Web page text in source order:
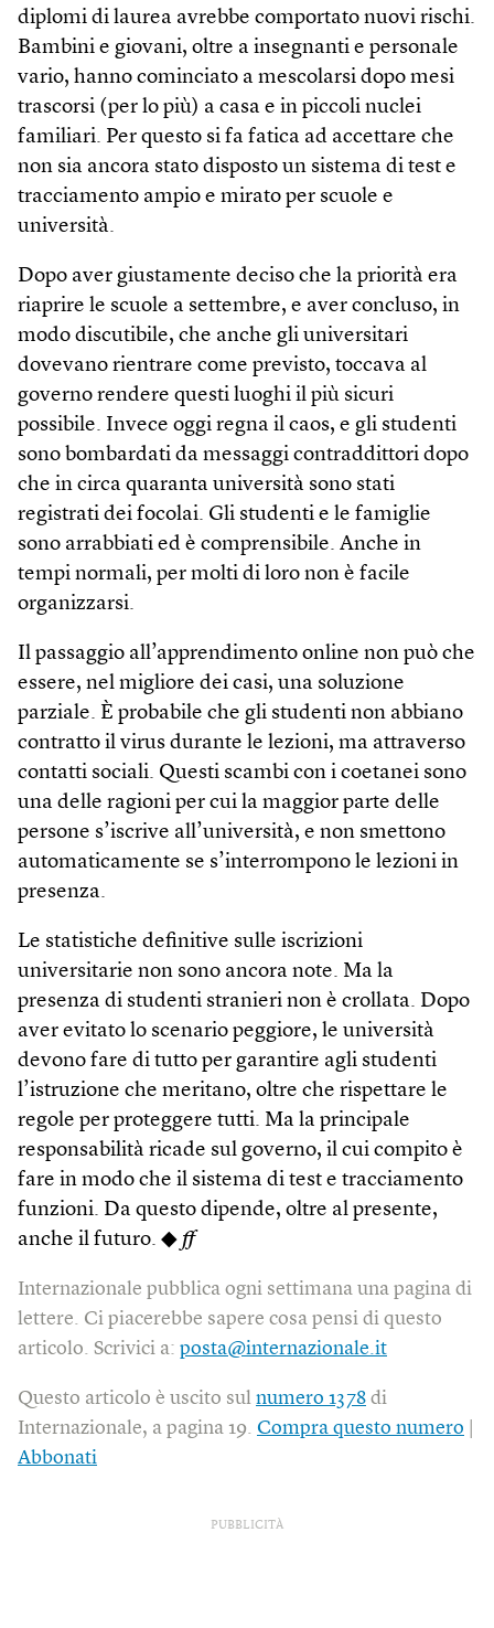
diplomi di laurea avrebbe comportato nuovi rischi.
Bambini e giovani, oltre a insegnanti e personale
vario, hanno cominciato a mescolarsi dopo mesi
trascorsi (per lo più) a casa e in piccoli nuclei
familiari. Per questo si fa fatica ad accettare che
non sia ancora stato disposto un sistema di test e
tracciamento ampio e mirato per scuole e
università.
Dopo aver giustamente deciso che la priorità era
riaprire le scuole a settembre, e aver concluso, in
modo discutibile, che anche gli universitari
dovevano rientrare come previsto, toccava al
governo rendere questi luoghi il più sicuri
possibile. Invece oggi regna il caos, e gli studenti
sono bombardati da messaggi contraddittori dopo
che in circa quaranta università sono stati
registrati dei focolai. Gli studenti e le famiglie
sono arrabbiati ed è comprensibile. Anche in
tempi normali, per molti di loro non è facile
organizzarsi.
Il passaggio all’apprendimento online non può che
essere, nel migliore dei casi, una soluzione
parziale. È probabile che gli studenti non abbiano
contratto il virus durante le lezioni, ma attraverso
contatti sociali. Questi scambi con i coetanei sono
una delle ragioni per cui la maggior parte delle
persone s’iscrive all’università, e non smettono
automaticamente se s’interrompono le lezioni in
presenza.
Le statistiche definitive sulle iscrizioni
universitarie non sono ancora note. Ma la
presenza di studenti stranieri non è crollata. Dopo
aver evitato lo scenario peggiore, le università
devono fare di tutto per garantire agli studenti
l’istruzione che meritano, oltre che rispettare le
regole per proteggere tutti. Ma la principale
responsabilità ricade sul governo, il cui compito è
fare in modo che il sistema di test e tracciamento
funzioni. Da questo dipende, oltre al presente,
anche il futuro. ◆ ff
Internazionale pubblica ogni settimana una pagina di
lettere. Ci piacerebbe sapere cosa pensi di questo
articolo. Scrivici a: posta@internazionale.it
Questo articolo è uscito sul numero 1378 di
Internazionale, a pagina 19. Compra questo numero
Abbonati
PUBBLICITÀ